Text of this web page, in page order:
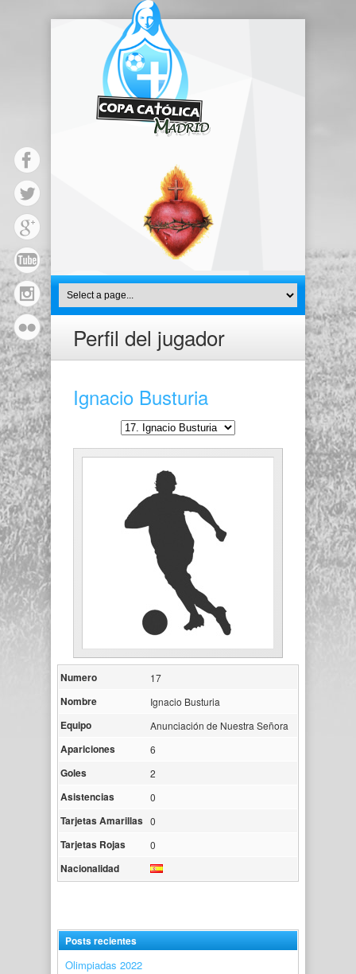
Perfil del jugador
Ignacio Busturia
Numero 17
Nombre Ignacio Busturia
Equipo Anunciación de Nuestra Señora
Apariciones 6
Goles 2
Asistencias 0
Tarjetas Amarillas 0
Tarjetas Rojas 0
Nacionalidad
Posts recientes
Olimpiadas 2022